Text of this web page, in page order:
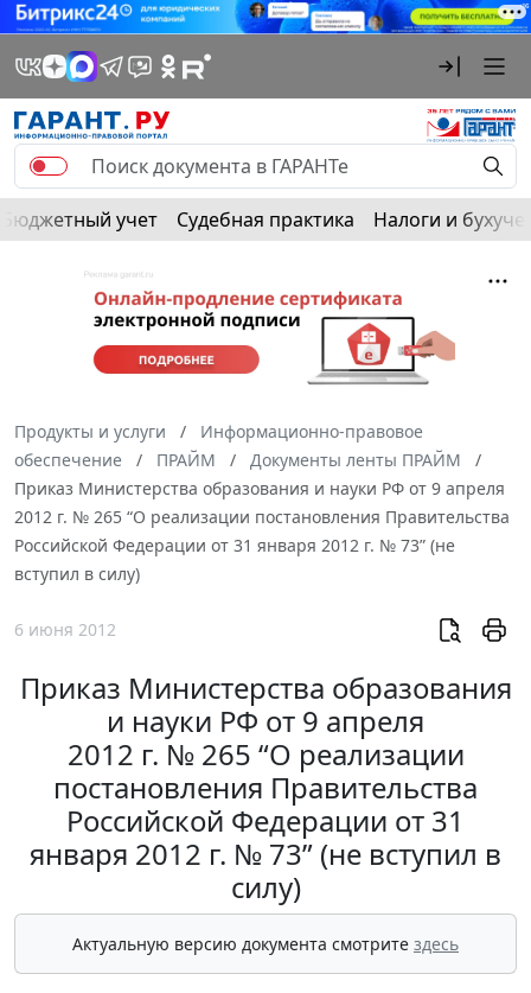
Бюджетный учет Судебная практика Налоги и
Продукты и услуги
Информационно-правовое
обеспечение
ПРАЙМ
Документы ленты ПРАЙМ
Приказ Министерства образования и науки РФ от 9 апреля
2012 г. № 265 “О реализации постановления Правительства
Российской Федерации от 31 января 2012 г. № 73” (не
вступил в силу)
6 июня 2012
Приказ Министерства образования
и науки РФ от 9 апреля
2012 г. № 265 “О реализации
постановления Правительства
Российской Федерации от 31
января 2012 г. № 73” (не вступил в
силу)
Актуальную версию документа смотрите здесь